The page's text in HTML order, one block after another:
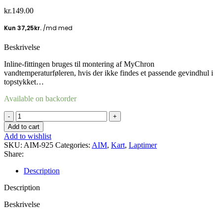
kr.149.00
Beskrivelse
Inline-fittingen bruges til montering af MyChron
vandtemperaturføleren, hvis der ikke findes et passende gevindhul i
topstykket…
Available on backorder
T-
stykke
til
vand
temp.
quantity
Add to cart
Add to wishlist
SKU: AIM-925 Categories: AIM, Kart, Laptimer
Share:
Description
Description
Beskrivelse